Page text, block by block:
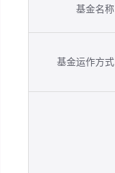
基金名称
基金运作方式